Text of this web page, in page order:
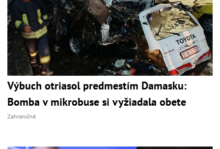
Výbuch otriasol predmestím Damasku:
Bomba v mikrobuse si vyžiadala obete
Zahraničné